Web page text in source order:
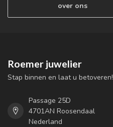
over ons
Roemer juwelier
Stap binnen en laat u betoveren!
Passage 25D
4701AN Roosendaal
Nederland